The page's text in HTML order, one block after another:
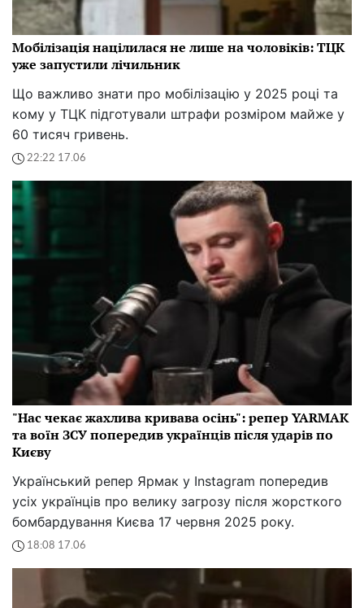
Мобілізація націлилася не лише на чоловіків: ТЦК
уже запустили лічильник
Що важливо знати про мобілізацію у 2025 році та
кому у ТЦК підготували штрафи розміром майже у
60 тисяч гривень.
22:22 17.06
"Нас чекає жахлива кривава осінь": репер YARMAK
та воїн ЗСУ попередив українців після ударів по
Києву
Український репер Ярмак у Instagram попередив
усіх українців про велику загрозу після жорсткого
бомбардування Києва 17 червня 2025 року.
18:08 17.06